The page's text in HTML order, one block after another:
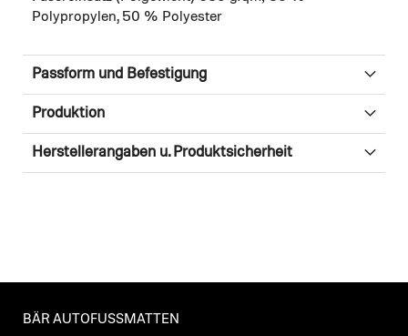
Polypropylen, 50 % Polyester
Passform und Befestigung
Produktion
Herstellerangaben u. Produktsicherheit
BÄR AUTOFUSSMATTEN